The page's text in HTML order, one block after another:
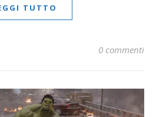
TUTTO
0 commenti